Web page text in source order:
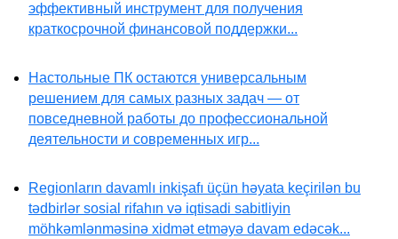
эффективный инструмент для получения
краткосрочной финансовой поддержки...
Настольные ПК остаются универсальным
решением для самых разных задач — от
повседневной работы до профессиональной
деятельности и современных игр...
Regionların davamlı inkişafı üçün həyata keçirilən bu
tədbirlər sosial rifahın və iqtisadi sabitliyin
möhkəmlənməsinə xidmət etməyə davam edəcək...